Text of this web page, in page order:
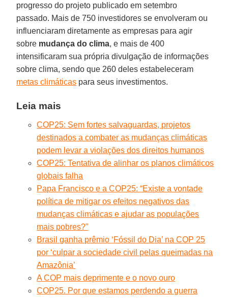
progresso do projeto publicado em setembro
passado. Mais de 750 investidores se envolveram ou
influenciaram diretamente as empresas para agir
sobre mudança do clima, e mais de 400
intensificaram sua própria divulgação de informações
sobre clima, sendo que 260 deles estabeleceram
metas climáticas para seus investimentos.
Leia mais
COP25: Sem fortes salvaguardas, projetos
destinados a combater as mudanças climáticas
podem levar a violações dos direitos humanos
COP25: Tentativa de alinhar os planos climáticos
globais falha
Papa Francisco e a COP25: “Existe a vontade
política de mitigar os efeitos negativos das
mudanças climáticas e ajudar as populações
mais pobres?”
Brasil ganha prêmio ‘Fóssil do Dia’ na COP 25
por ‘culpar a sociedade civil pelas queimadas na
Amazônia’
A COP mais deprimente e o novo ouro
COP25. Por que estamos perdendo a guerra